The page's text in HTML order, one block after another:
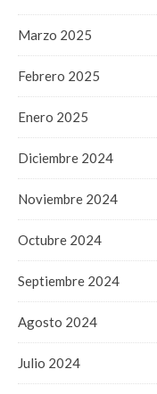
Marzo 2025
Febrero 2025
Enero 2025
Diciembre 2024
Noviembre 2024
Octubre 2024
Septiembre 2024
Agosto 2024
Julio 2024